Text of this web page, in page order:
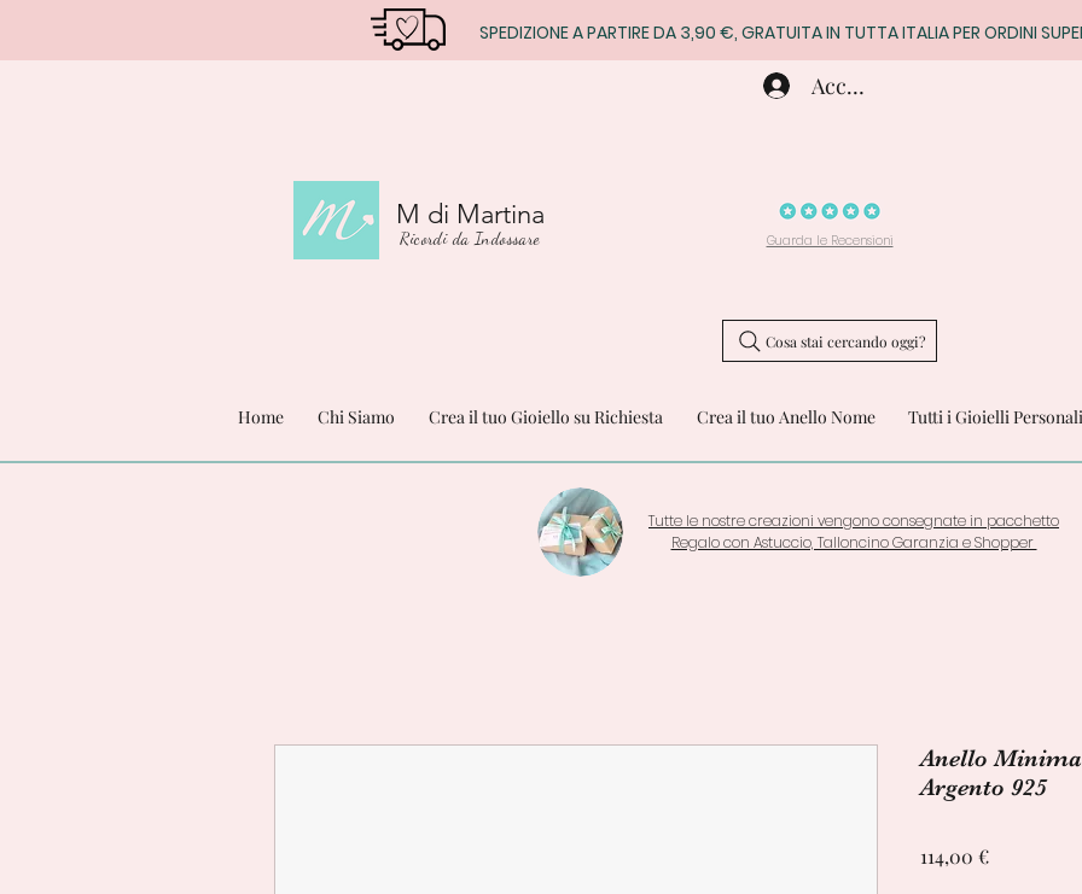
SPEDIZIONE A PARTIRE DA 3,90 €, GRATUITA IN TUTTA ITALIA PER ORDINI
M di Martina
Ricordi da Indossare
Accedi
Guarda le Recensioni
Cosa stai cercando oggi?
Home Chi Siamo Crea il tuo Gioiello su Richiesta Crea il tuo Anello Nome Tutti i Gioielli
Tutte le nostre creazioni vengono consegnate in pacchetto
Regalo con Astuccio, Talloncino Garanzia e Shopper
Anello
Argento 925
114,00 €Prezzo